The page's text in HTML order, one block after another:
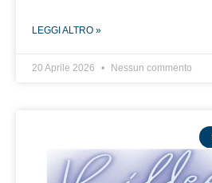
LEGGI ALTRO »
20 Aprile 2026 Nessun commento